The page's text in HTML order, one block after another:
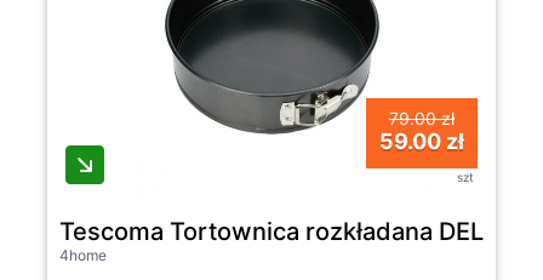
79.00 zł
59.00 zł
szt
Tescoma Tortownica rozkładana
4home